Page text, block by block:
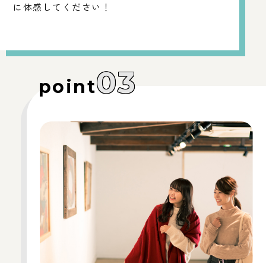
に体感してください！
point03